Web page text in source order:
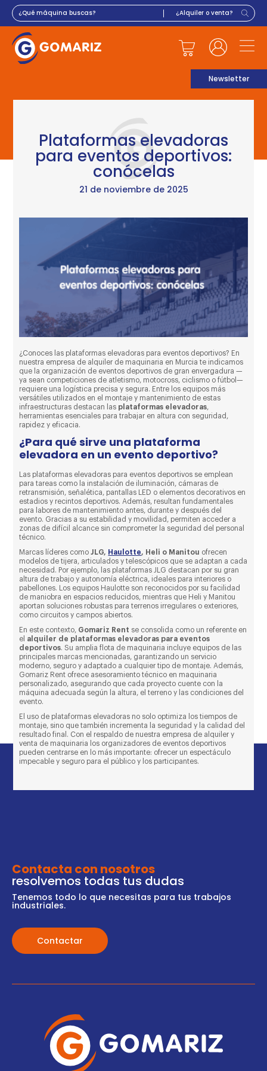
Newsletter
Plataformas elevadoras
para eventos deportivos:
conócelas
21 de noviembre de 2025
¿Conoces las plataformas elevadoras para eventos deportivos? En
nuestra empresa de alquiler de maquinaria en Murcia te indicamos
que la organización de eventos deportivos de gran envergadura —
ya sean competiciones de atletismo, motocross, ciclismo o fútbol—
requiere una logística precisa y segura. Entre los equipos más
versátiles utilizados en el montaje y mantenimiento de estas
infraestructuras destacan las plataformas elevadoras,
herramientas esenciales para trabajar en altura con seguridad,
rapidez y eficacia.
¿Para qué sirve una plataforma
elevadora en un evento deportivo?
Las plataformas elevadoras para eventos deportivos se emplean
para tareas como la instalación de iluminación, cámaras de
retransmisión, señalética, pantallas LED o elementos decorativos en
estadios y recintos deportivos. Además, resultan fundamentales
para labores de mantenimiento antes, durante y después del
evento. Gracias a su estabilidad y movilidad, permiten acceder a
zonas de difícil alcance sin comprometer la seguridad del personal
técnico.
Marcas líderes comoJLG, Haulotte, Heli o Manitou ofrecen
modelos de tijera, articulados y telescópicos que se adaptan a cada
necesidad. Por ejemplo, las plataformas JLG destacan por su gran
altura de trabajo y autonomía eléctrica, ideales para interiores o
pabellones. Los equipos Haulotte son reconocidos por su facilidad
de maniobra en espacios reducidos, mientras que Heli y Manitou
aportan soluciones robustas para terrenos irregulares o exteriores,
como circuitos y campos abiertos.
En este contexto, Gomariz Rent se consolida como un referente en
el alquiler de plataformas elevadoras para eventos
deportivos. Su amplia flota de maquinaria incluye equipos de las
principales marcas mencionadas, garantizando un servicio
moderno, seguro y adaptado a cualquier tipo de montaje. Además,
Gomariz Rent ofrece asesoramiento técnico en maquinaria
personalizado, asegurando que cada proyecto cuente con la
máquina adecuada según la altura, el terreno y las condiciones del
evento.
El uso de plataformas elevadoras no solo optimiza los tiempos de
montaje, sino que también incrementa la seguridad y la calidad del
resultado final. Con el respaldo de nuestra empresa de alquiler y
venta de maquinaria los organizadores de eventos deportivos
pueden centrarse en lo más importante: ofrecer un espectáculo
impecable y seguro para el público y los participantes.
Contacta con nosotros
resolvemos todas tus dudas
Tenemos todo lo que necesitas para tus trabajos
industriales.
Contactar